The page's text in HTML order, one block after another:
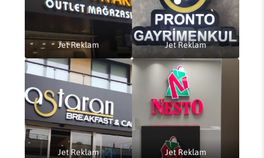
Jet Reklam Jet Reklam
Jet Reklam Jet Reklam